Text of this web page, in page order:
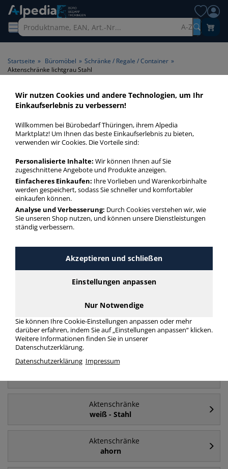
A-Z
Startseite » Büromöbel » Schränke / Regale / Container »
Aktenschränke lichtgrau Stahl
Aktenschränke lichtgrau
Stahl > Material Stahl > Farbe
lichtgrau
Aktenschränke lichtgrau Stahl in bester Qualität zum
günstigen Preis. Finden Sie schnell Aktenschränke lichtgrau
Stahl mit unserer Filter-Funktion.
Aktenschränke lichtgrau Stahl
mehr Infos zur Kategorie
Häufig gesucht
Holz - Aktenschrank
Aktenschränke
Stahl
Aktenschränke
Aktenschränke
weiß - Stahl
Aktenschränke
ahorn
Wir nutzen Cookies und andere Technologien, um Ihr
Einkaufserlebnis zu verbessern!
Willkommen bei Bürobedarf Thüringen, ihrem Alpedia
Marktplatz! Um Ihnen das beste Einkaufserlebnis zu bieten,
verwenden wir Cookies. Die Vorteile sind:
Personalisierte Inhalte: Wir können Ihnen auf Sie
zugeschnittene Angebote und Produkte anzeigen.
Einfacheres Einkaufen: Ihre Vorlieben und Warenkorbinhalte
werden gespeichert, sodass Sie schneller und komfortabler
einkaufen können.
Analyse und Verbesserung: Durch Cookies verstehen wir, wie
Sie unseren Shop nutzen, und können unsere Dienstleistungen
ständig verbessern.
Akzeptieren und schließen
Einstellungen anpassen
Nur Notwendige
Sie können Ihre Cookie-Einstellungen anpassen oder mehr
darüber erfahren, indem Sie auf „Einstellungen anpassen“ klicken.
Weitere Informationen finden Sie in unserer
Datenschutzerklärung.
Datenschutzerklärung Impressum